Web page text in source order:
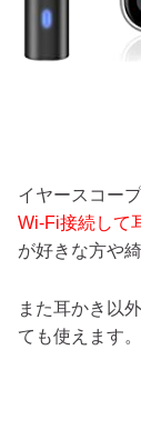
イヤースコー
Wi-Fi接続して
が好きな方や
また耳かき以
ても使えます。